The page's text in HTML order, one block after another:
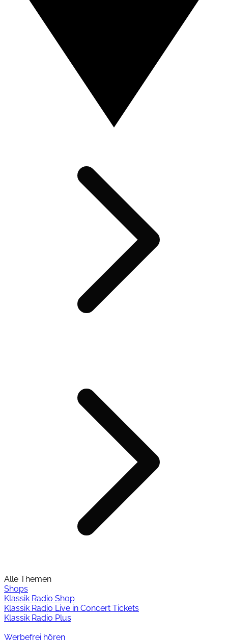
Alle Themen
Shops
Klassik Radio Shop
Klassik Radio Live in Concert Tickets
Klassik Radio Plus
Werbefrei hören